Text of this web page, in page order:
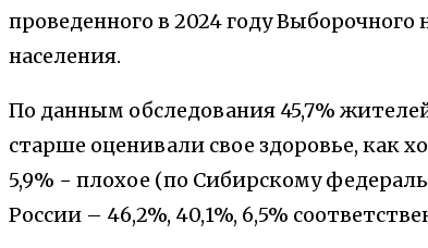
проведенного в 2024 году
населения.
По данным обследования 45,7%
старше оценивали свое здоровье, как
5,9% − плохое (по Сибирскому
России – 46,2%, 40,1%, 6,5%